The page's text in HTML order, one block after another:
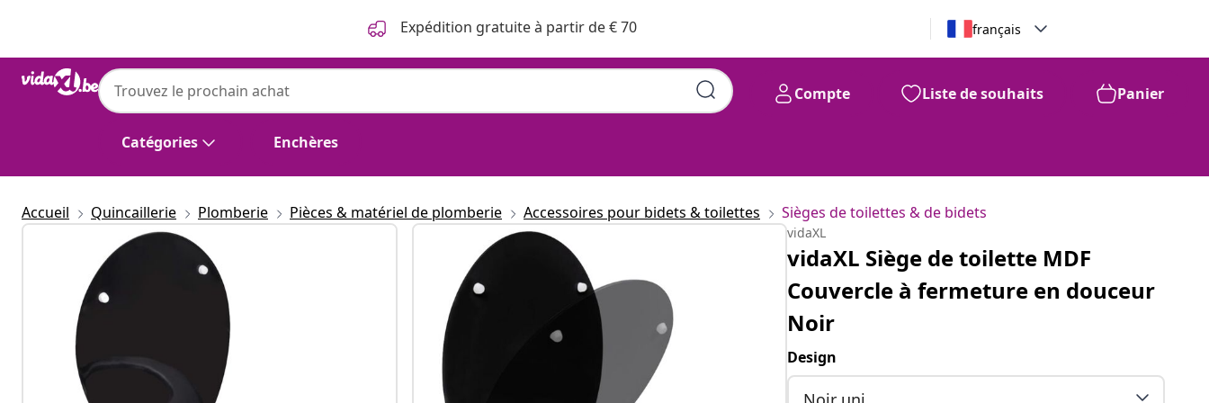
Expédition gratuite à partir de € 70 français
Catégories Enchères
Compte Liste de souhaits Panier
Accueil Quincaillerie Plomberie Pièces & matériel de plomberie Accessoires pour bidets & toilettes Sièges de toilettes & de bidets
vidaXL
vidaXL Siège de toilette MDF
Couvercle à fermeture en douceur
Noir
Design